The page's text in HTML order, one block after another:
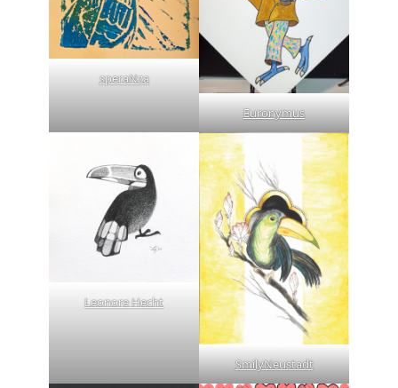
speraNza
Euronymus
Leonore Hecht
SmilyNeustadt